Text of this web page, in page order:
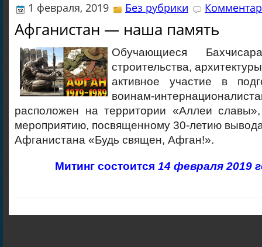
1 февраля, 2019 Без рубрики
Афганистан — наша память
Обучающиеся
строительства,
активное участие в
воинам-
расположен на территории «Аллеи
мероприятию, посвященному 30-летию вывода
Афганистана «Будь священ, Афган!».
Митинг состоится 14 февраля 2019